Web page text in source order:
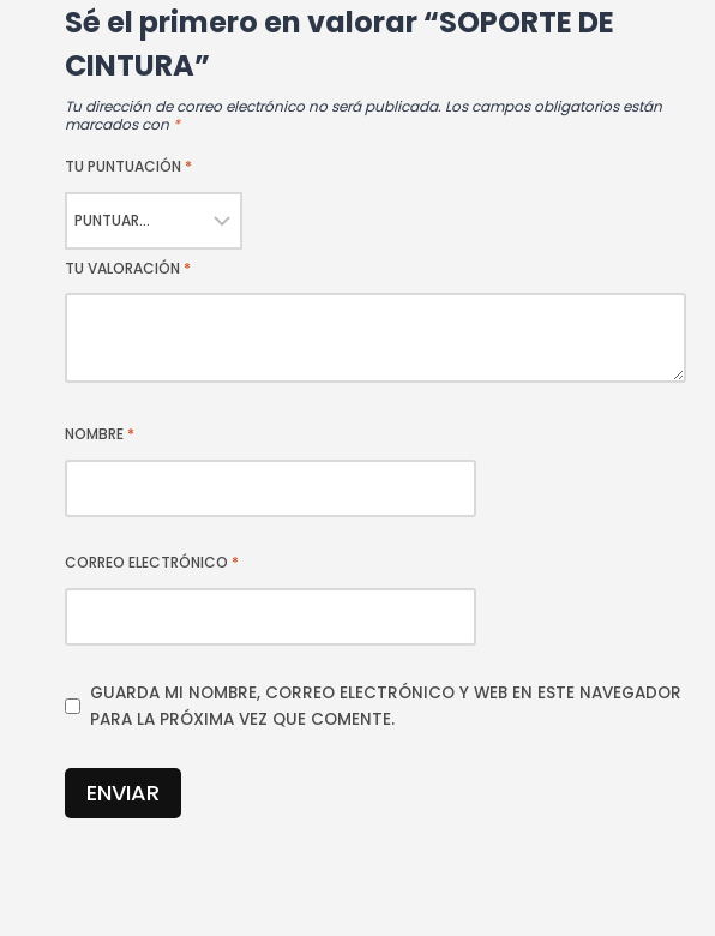
Sé el primero en valorar “SOPORTE DE
CINTURA”
Tu dirección de correo electrónico no será publicada. Los campos obligatorios están
marcados con *
TU PUNTUACIÓN *
TU VALORACIÓN *
NOMBRE *
CORREO ELECTRÓNICO *
GUARDA MI NOMBRE, CORREO ELECTRÓNICO Y WEB EN ESTE NAVEGADOR
PARA LA PRÓXIMA VEZ QUE COMENTE.